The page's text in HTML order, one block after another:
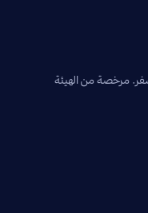
مرخصة من الهيئة